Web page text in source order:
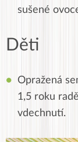
sušené
Děti
Opražená
1,5 roku
vdechnutí.